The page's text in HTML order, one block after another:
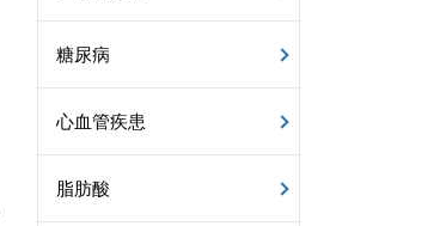
糖尿病
心血管疾患
脂肪酸